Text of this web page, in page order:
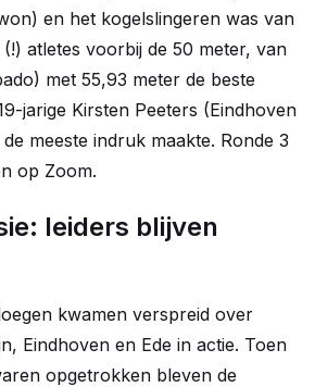
en het kogelslingeren was van
atletes voorbij de 50 meter, van
met 55,93 meter de beste
jarige Kirsten Peeters (Eindhoven
meeste indruk maakte. Ronde 3
op Zoom.
leiders blijven
kwamen verspreid over
Eindhoven en Ede in actie. Toen
opgetrokken bleven de